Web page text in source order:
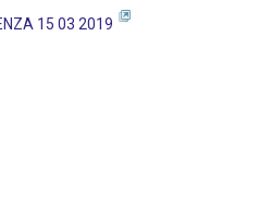
15 03 2019